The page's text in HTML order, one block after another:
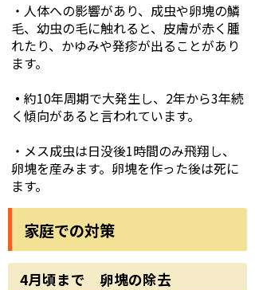
・人体への影響があり、成虫や卵塊の鱗
毛、幼虫の毛に触れると、皮膚が赤く腫
れたり、かゆみや発疹が出ることがあり
ます。
・ 約10年周期で大発生し、2年から3年続
く傾向があると言われています。
・メス成虫は日没後1時間のみ飛翔し、
卵塊を産みます。卵塊を作った後は死に
ます。
家庭での対策
4月頃まで 卵塊の除去